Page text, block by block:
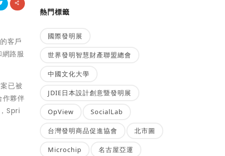
客戶
路服
已被
作夥伴
Spri
熱門標籤
國際發明展
世界發明智慧財產聯盟總會
中國文化大學
JDIE日本設計創意暨發明展
OpView SocialLab
台灣發明商品促進協會 北市圖
Microchip 名古屋亞運